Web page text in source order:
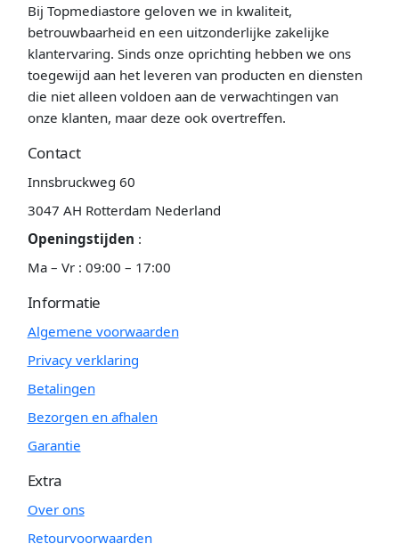
Bij Topmediastore geloven we in kwaliteit,
betrouwbaarheid en een uitzonderlijke zakelijke
klantervaring. Sinds onze oprichting hebben we ons
toegewijd aan het leveren van producten en diensten
die niet alleen voldoen aan de verwachtingen van
onze klanten, maar deze ook overtreffen.
Contact
Innsbruckweg 60
3047 AH Rotterdam Nederland
Openingstijden :
Ma – Vr : 09:00 – 17:00
Informatie
Algemene voorwaarden
Privacy verklaring
Betalingen
Bezorgen en afhalen
Garantie
Extra
Over ons
Retourvoorwaarden